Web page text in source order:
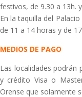
festivos, de 9.30 a 13h.
En la taquilla del
de 11 a 14 horas y de
MEDIOS DE PAGO
Las localidades
y crédito Visa o
Orense que solamente